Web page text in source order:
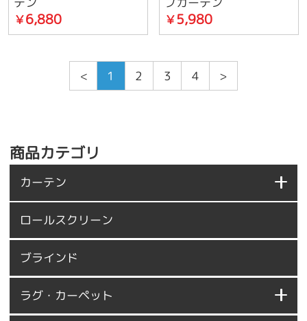
￥6,880
￥5,980
< 1 2 3 4 >
商品カテゴリ
カーテン
ロールスクリーン
ブラインド
ラグ・カーペット